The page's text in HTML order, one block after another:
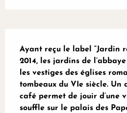
Ayant reçu le label “Jardin
2014, les jardins de
les vestiges des églises
tombeaux du VIe siècle. Un
café permet de jouir d’une
souffle sur le palais des